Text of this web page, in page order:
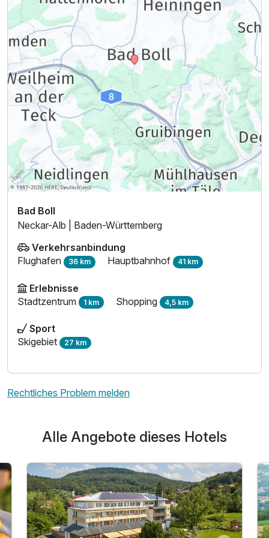
Ausstattung
Für 5 Tage p.P. ab434,00 €
Comfort Zimmer A
2 Erwachsene
Comfort Zimmer B
Bad Boll
Neckar-Alb | Baden-Württemberg
Verkehrsanbindung
Flughafen 36 km Hauptbahnhof 41 km
Erlebnisse
Stadtzentrum 1 km Shopping 4,5 km
Sport
Skigebiet 27 km
Rechtliches Problem melden
Alle Angebote dieses Hotels